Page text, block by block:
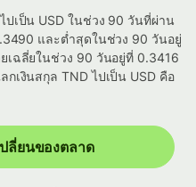
ปเป็น USD ในช่วง 90 วันที่ผ่าน
และต่ำสุดในช่วง 90 วันอยู่
เฉลี่ยในช่วง 90 วันอยู่ที่ 0.3416
เงินสกุล TND ไปเป็น USD คือ
ลี่ยนของตลาด